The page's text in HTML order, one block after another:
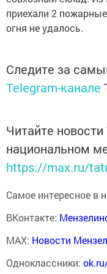
приехали 2
огня не удалось.
Следите за
Telegram-канале
Читайте
национальном
https://max.ru/
Самое интересное в
ВКонтакте:
MAX: Новости
Одноклассники: